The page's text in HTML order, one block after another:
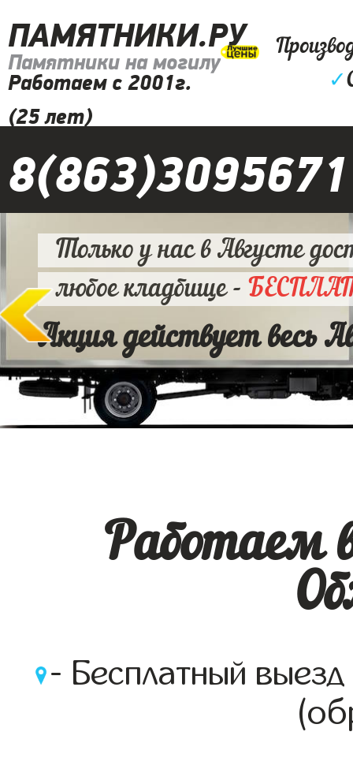
ПАМЯТНИКИ.РУ
Памятники на могилу
Работаем с 2001г.
(25 лет)
✓
8(863)3095671
Только у нас в Августе
любое кладбище -
Акция действует весь
Работаем
- Бесплатный